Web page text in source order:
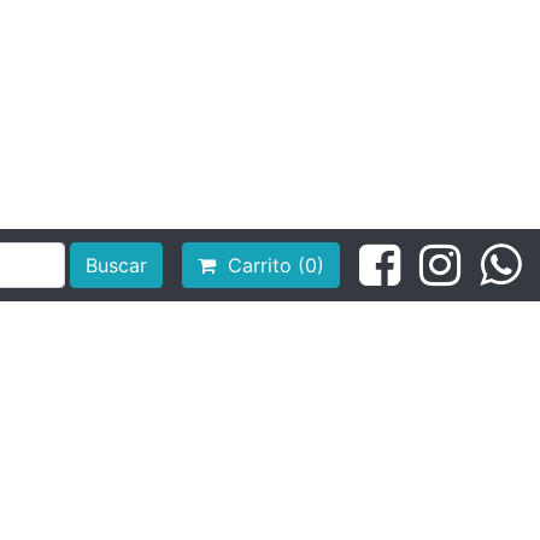
Buscar Carrito (0)